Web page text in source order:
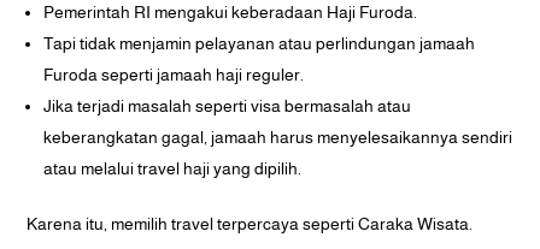
Pemerintah RI mengakui keberadaan Haji Furoda.
Tapi tidak menjamin pelayanan atau perlindungan jamaah
Furoda seperti jamaah haji reguler.
Jika terjadi masalah seperti visa bermasalah atau
keberangkatan gagal, jamaah harus menyelesaikannya sendiri
atau melalui travel haji yang dipilih.
Karena itu, memilih travel terpercaya seperti Caraka Wisata.